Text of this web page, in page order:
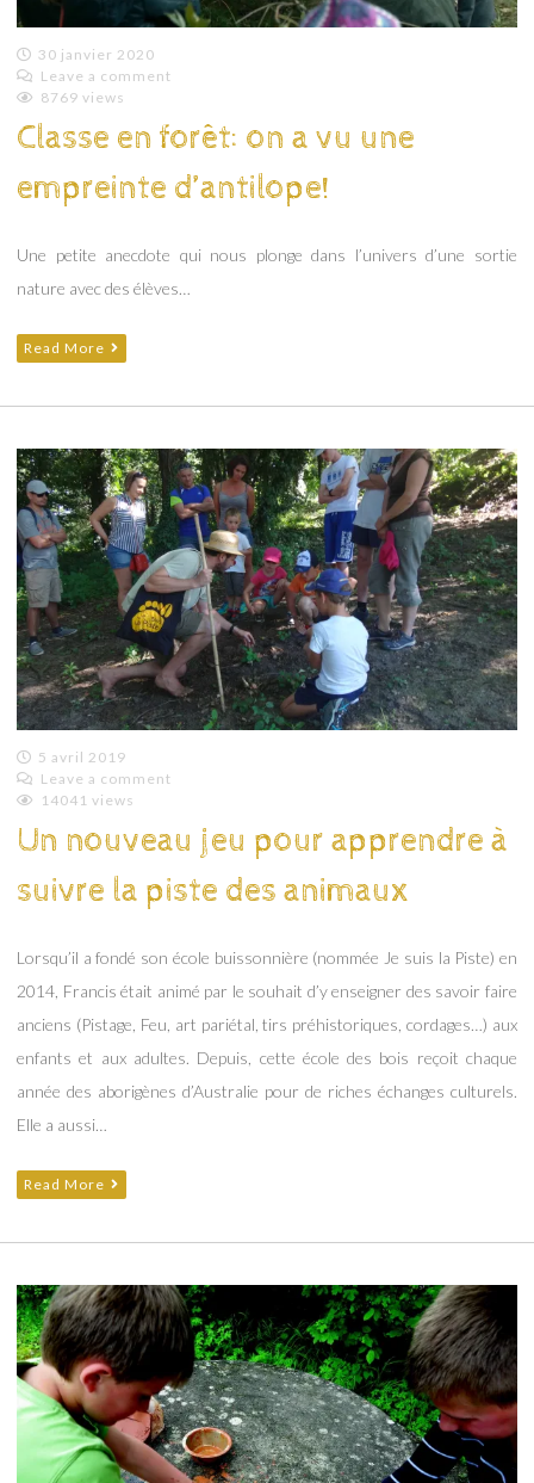
30 janvier 2020
Emilie
Leave a comment
8769 views
Classe en forêt: on a vu une
empreinte d’antilope!
Une petite anecdote qui nous plonge dans l’univers d’une sortie
nature avec des élèves…
Read More
5 avril 2019
Emilie
Leave a comment
14041 views
Un nouveau jeu pour apprendre à
suivre la piste des animaux
Lorsqu’il a fondé son école buissonnière (nommée Je suis la Piste) en
2014, Francis était animé par le souhait d’y enseigner des savoir faire
anciens (Pistage, Feu, art pariétal, tirs préhistoriques, cordages…) aux
enfants et aux adultes. Depuis, cette école des bois reçoit chaque
année des aborigènes d’Australie pour de riches échanges culturels.
Elle a aussi…
Read More